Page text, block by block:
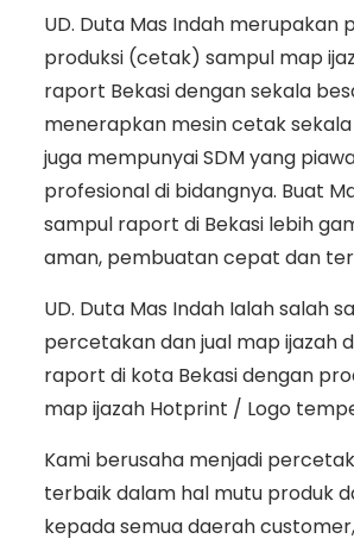
UD. Duta Mas Indah merupakan
produksi (cetak) sampul map
raport Bekasi dengan sekala
menerapkan mesin cetak
juga mempunyai SDM yang
profesional di bidangnya. Buat
sampul raport di Bekasi lebih
aman, pembuatan cepat dan
UD. Duta Mas Indah Ialah salah
percetakan dan jual map ijazah
raport di kota Bekasi dengan
map ijazah Hotprint / Logo
Kami berusaha menjadi
terbaik dalam hal mutu produk
kepada semua daerah